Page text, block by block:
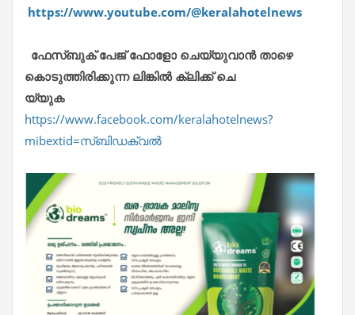
https://www.youtube.com/@keralahotelnews
ഫേസ്ബുക് പേജ് ഫോളോ ചെയ്യുവാൻ താഴെ
കൊടുത്തിരിക്കുന്ന ലിങ്കിൽ ക്ലിക്ക് ചെ
യ്യുക
https://www.facebook.com/keralahotelnews?
mibextid=സ്‌ബിഡക്വൽ